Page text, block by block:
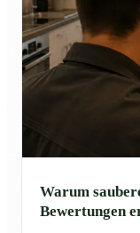
Warum
Bewertungen